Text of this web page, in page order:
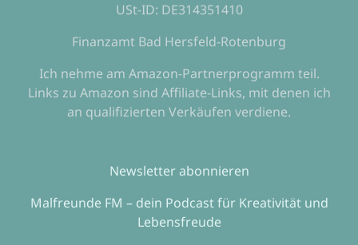
USt-ID: DE314351410
Finanzamt Bad Hersfeld-Rotenburg
Ich nehme am Amazon-Partnerprogramm teil.
Links zu Amazon sind Affiliate-Links, mit denen ich
an qualifizierten Verkäufen verdiene.
Newsletter abonnieren
Malfreunde FM – dein Podcast für Kreativität und
Lebensfreude